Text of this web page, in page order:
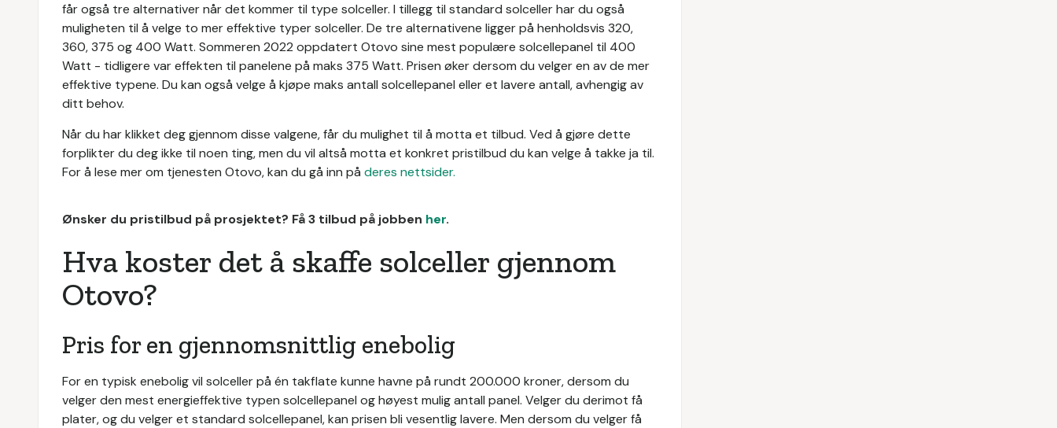
får også tre alternativer når det kommer til type solceller. I tillegg til standard solceller har du også
muligheten til å velge to mer effektive typer solceller. De tre alternativene ligger på henholdsvis 320,
360, 375 og 400 Watt. Sommeren 2022 oppdatert Otovo sine mest populære solcellepanel til 400
Watt - tidligere var effekten til panelene på maks 375 Watt. Prisen øker dersom du velger en av de mer
effektive typene. Du kan også velge å kjøpe maks antall solcellepanel eller et lavere antall, avhengig av
ditt behov.
Når du har klikket deg gjennom disse valgene, får du mulighet til å motta et tilbud. Ved å gjøre dette
forplikter du deg ikke til noen ting, men du vil altså motta et konkret pristilbud du kan velge å takke ja til.
For å lese mer om tjenesten Otovo, kan du gå inn på deres nettsider.
Ønsker du pristilbud på prosjektet? Få 3 tilbud på jobben her.
Hva koster det å skaffe solceller gjennom
Otovo?
Pris for en gjennomsnittlig enebolig
For en typisk enebolig vil solceller på én takflate kunne havne på rundt 200.000 kroner, dersom du
velger den mest energieffektive typen solcellepanel og høyest mulig antall panel. Velger du derimot få
plater, og du velger et standard solcellepanel, kan prisen bli vesentlig lavere. Men dersom du velger få